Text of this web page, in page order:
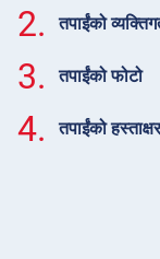
2. तपाईंको
3. तपाईंको फोटो
4. तपाईंको